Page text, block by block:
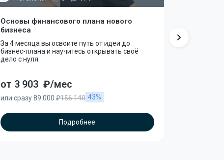
Основы финансового плана нового
бизнеса
За 4 месяца вы освоите путь от идеи до
бизнес-плана и научитесь открывать своё
дело с нуля.
от 3 903 ₽/мес
или сразу 89 000 ₽156 140 43%
Подробнее